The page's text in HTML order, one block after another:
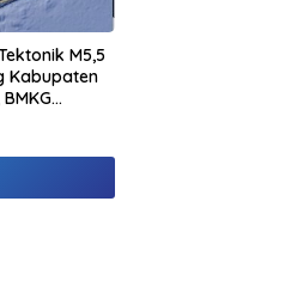
M5,5
Kabupaten